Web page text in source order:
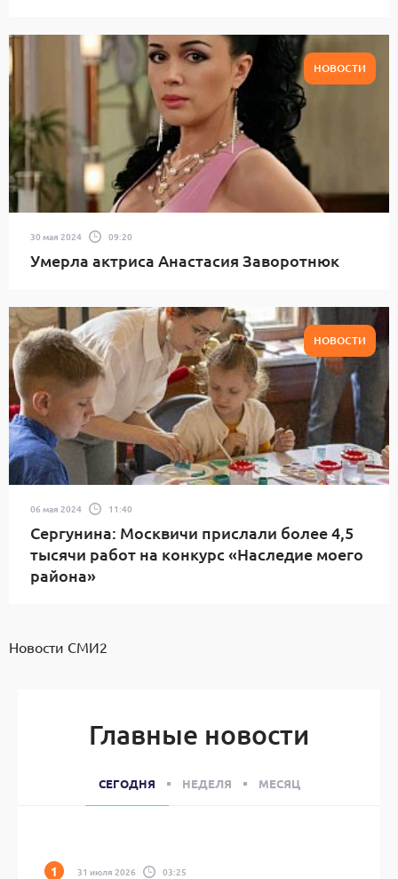
НОВОСТИ
30 мая 2024 09:20
Умерла актриса Анастасия Заворотнюк
НОВОСТИ
06 мая 2024 11:40
Сергунина: Москвичи прислали более 4,5
тысячи работ на конкурс «Наследие моего
района»
Новости СМИ2
Главные новости
СЕГОДНЯ НЕДЕЛЯ МЕСЯЦ
31 июля 2026 03:25